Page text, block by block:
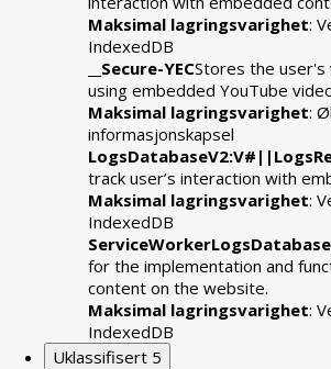
Maksimal lagringsvarighet:
IndexedDB
__Secure-YECStores the
using embedded YouTube
Maksimal lagringsvarighet:
informasjonskapsel
track user’s interaction with
Maksimal lagringsvarighet:
IndexedDB
for the implementation and
content on the website.
Maksimal lagringsvarighet:
IndexedDB
Uklassifisert 5